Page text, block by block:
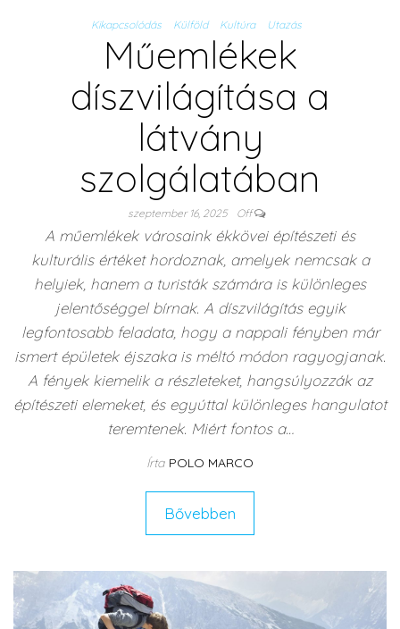
Kikapcsolódás Külföld Kultúra Utazás
Műemlékek
díszvilágítása a
látvány
szolgálatában
szeptember 16, 2025 Off
A műemlékek városaink ékkövei építészeti és
kulturális értéket hordoznak, amelyek nemcsak a
helyiek, hanem a turisták számára is különleges
jelentőséggel bírnak. A díszvilágítás egyik
legfontosabb feladata, hogy a nappali fényben már
ismert épületek éjszaka is méltó módon ragyogjanak.
A fények kiemelik a részleteket, hangsúlyozzák az
építészeti elemeket, és egyúttal különleges hangulatot
teremtenek. Miért fontos a…
Írta POLO MARCO
Bővebben